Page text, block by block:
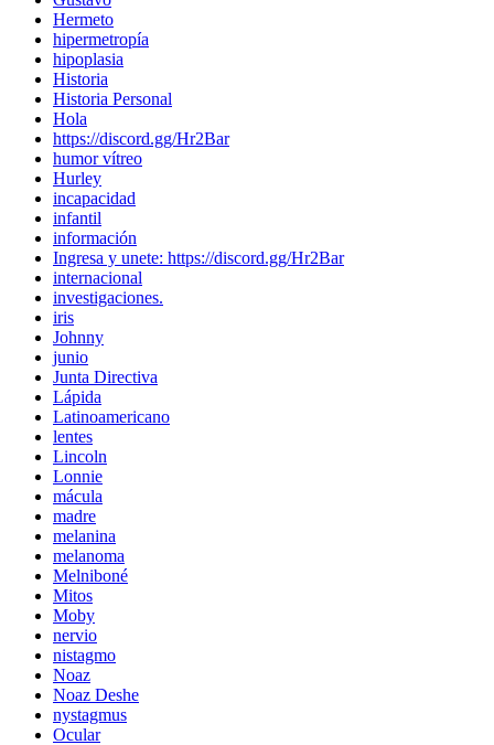
Hermeto
hipermetropía
hipoplasia
Historia
Historia Personal
Hola
https://discord.gg/Hr2Bar
humor vítreo
Hurley
incapacidad
infantil
información
Ingresa y unete: https://discord.gg/Hr2Bar
internacional
investigaciones.
iris
Johnny
junio
Junta Directiva
Lápida
Latinoamericano
lentes
Lincoln
Lonnie
mácula
madre
melanina
melanoma
Melniboné
Mitos
Moby
nervio
nistagmo
Noaz
Noaz Deshe
nystagmus
Ocular